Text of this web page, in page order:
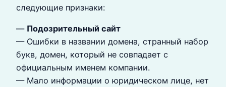
следующие признаки:
— Подозрительный сайт
— Ошибки в названии домена, странный набор
букв, домен, который не совпадает с
официальным именем компании.
— Мало информации о юридическом лице, нет